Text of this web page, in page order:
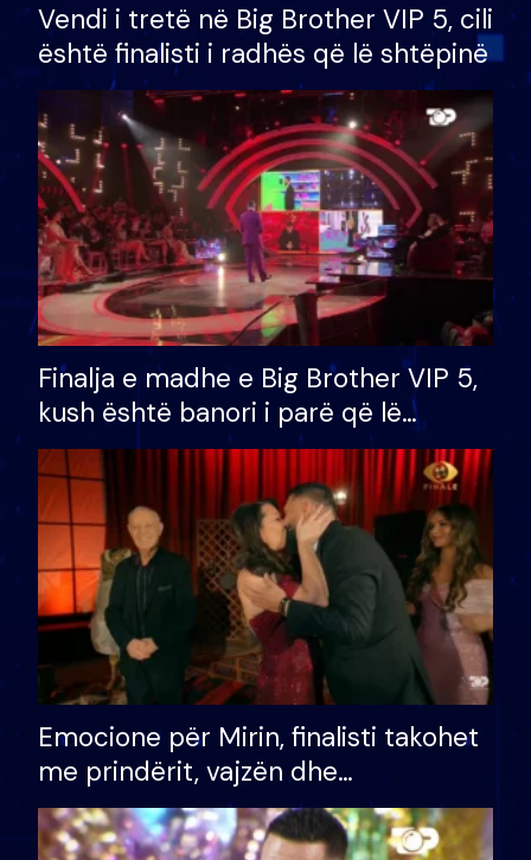
Vendi i tretë në Big Brother VIP 5, cili
është finalisti i radhës që lë shtëpinë
Finalja e madhe e Big Brother VIP 5,
kush është banori i parë që lë
shtëpinë dhe humb mundësinë për
të fituar çmimin e madh
Emocione për Mirin, finalisti takohet
me prindërit, vajzën dhe
bashkëshorten: S’kemi ndonjë letër
divorci apo jo?